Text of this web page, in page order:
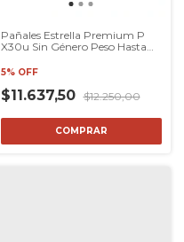
Pañales Estrella Premium P
X30u Sin Género Peso Hasta
5% OFF
$11.637,50 $12.250,00
COMPRAR